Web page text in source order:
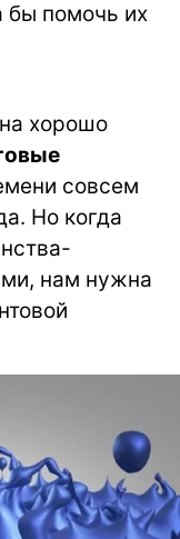
бы помочь их
хорошо
совсем
Но когда
нам нужна